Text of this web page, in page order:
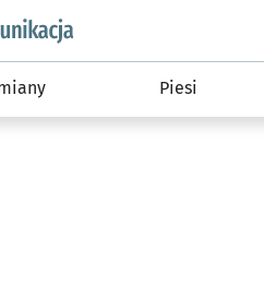
podserwis: Komunikacja
Piesi